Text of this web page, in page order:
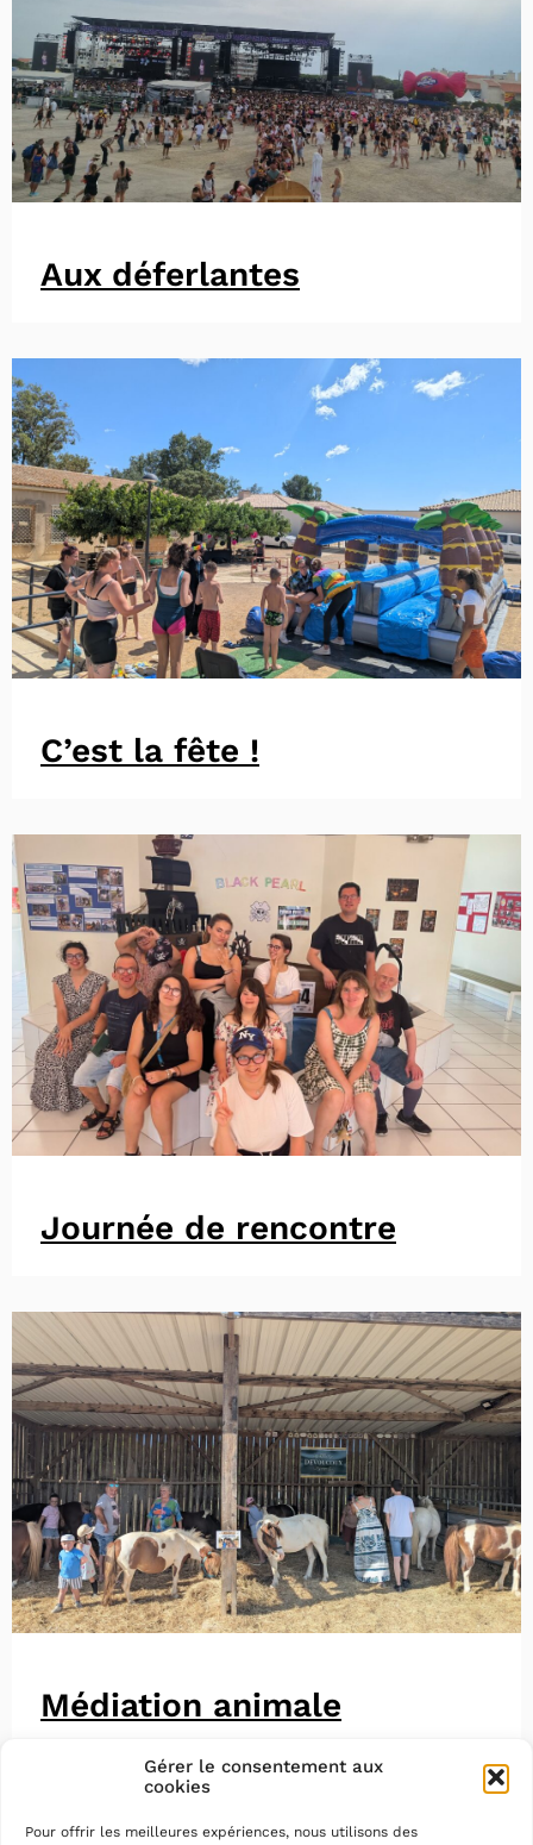
Gérer le consentement aux
cookies
Pour offrir les meilleures expériences, nous utilisons des
Aux déferlantes
C’est la fête !
Journée de rencontre
Médiation animale